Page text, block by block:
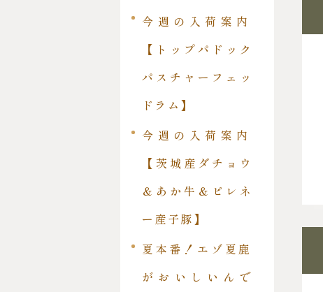
今週の入荷案内
【トップパドック
パスチャーフェッ
ドラム】
今週の入荷案内
【茨城産ダチョウ
＆あか牛＆ピレネ
ー産子豚】
夏本番！エゾ夏鹿
がおいしいんで